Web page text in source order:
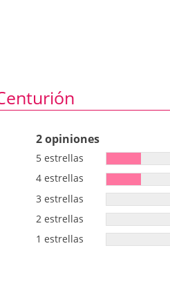
Intracraneal Benigna". XXVII
y Resultados Preliminares en el
de Neurocirugía (2011).
2 opiniones
5 estrellas
4 estrellas
3 estrellas
2 estrellas
1 estrellas